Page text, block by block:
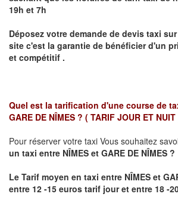
19h et 7h
Déposez votre demande de devis taxi sur
site c'est la garantie de bénéficier d'un
et compétitif .
Quel est la tarification d'une course de
GARE DE NÎMES ? ( TARIF JOUR ET NUIT
Pour réserver votre taxi Vous souhaitez
un taxi entre NÎMES et GARE DE NÎMES ?
Le Tarif moyen en taxi entre NÎMES et
entre 12 -15 euros tarif jour et entre 18 -